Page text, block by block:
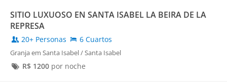
SITIO LUXUOSO EN SANTA ISABEL LA BEIRA DE LA
REPRESA
20+ Personas 6 Cuartos
Granja em Santa Isabel / Santa Isabel
R$ 1200por noche